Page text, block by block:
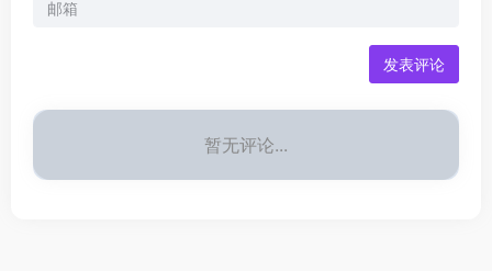
发表评论
暂无评论...